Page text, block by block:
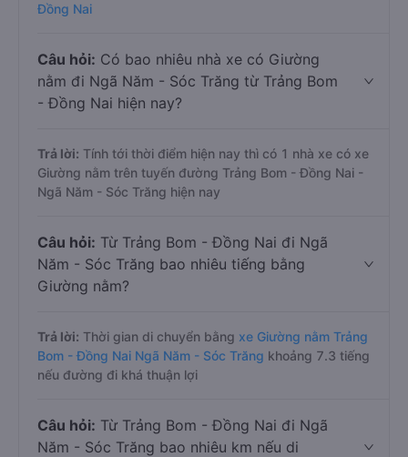
Đồng Nai
Câu hỏi: Có bao nhiêu nhà xe có Giường
nằm đi Ngã Năm - Sóc Trăng từ Trảng Bom
- Đồng Nai hiện nay?
Trả lời: Tính tới thời điểm hiện nay thì có 1 nhà xe có xe
Giường nằm trên tuyến đường Trảng Bom - Đồng Nai -
Ngã Năm - Sóc Trăng hiện nay
Câu hỏi: Từ Trảng Bom - Đồng Nai đi Ngã
Năm - Sóc Trăng bao nhiêu tiếng bằng
Giường nằm?
Trả lời: Thời gian di chuyển bằng xe Giường nằm Trảng
Bom - Đồng Nai Ngã Năm - Sóc Trăng khoảng 7.3 tiếng
nếu đường đi khá thuận lợi
Câu hỏi: Từ Trảng Bom - Đồng Nai đi Ngã
Năm - Sóc Trăng bao nhiêu km nếu di